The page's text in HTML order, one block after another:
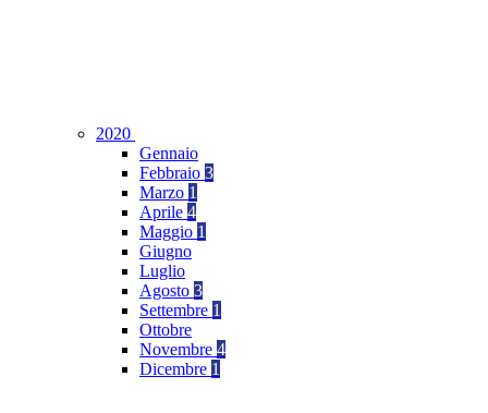
2020
Gennaio
Febbraio 3
Marzo 1
Aprile 4
Maggio 1
Giugno
Luglio
Agosto 3
Settembre 1
Ottobre
Novembre 4
Dicembre 1